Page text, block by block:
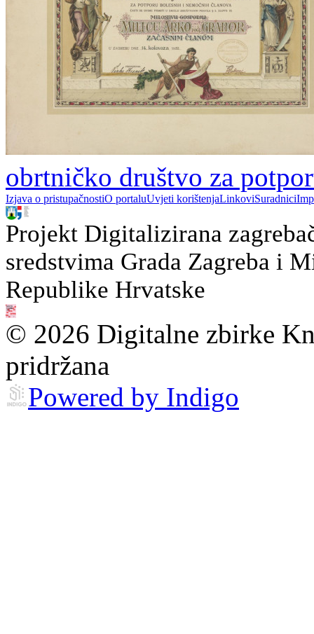
obrtničko društvo za
Izjava o pristupačnostiO portaluUvjeti korištenjaLinkoviSuradnici
Projekt Digitalizirana
sredstvima Grada Zagreba i
Republike Hrvatske
© 2026 Digitalne zbirke
pridržana
Powered by Indigo